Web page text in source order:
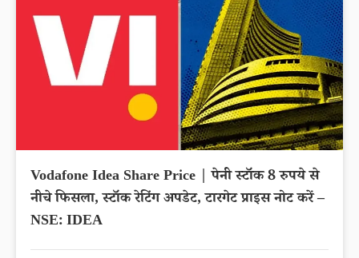
Vodafone Idea Share Price | पेनी स्टॉक 8 रुपये से
नीचे फिसला, स्टॉक रेटिंग अपडेट, टारगेट प्राइस नोट करें –
NSE: IDEA